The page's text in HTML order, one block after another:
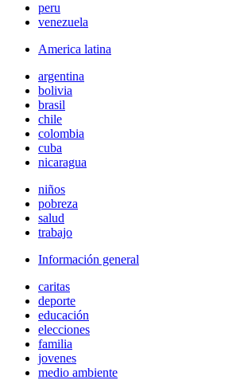
peru
venezuela
America latina
argentina
bolivia
brasil
chile
colombia
cuba
nicaragua
niños
pobreza
salud
trabajo
Información general
caritas
deporte
educación
elecciones
familia
jovenes
medio ambiente